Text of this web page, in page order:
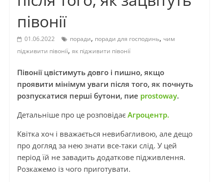
півонії
01.06.2022 поради, поради для господинь, чим
підживити півонії, як підживити півонії
Півонії цвістимуть довго і пишно, якщо
проявити мінімум уваги після того, як почнуть
розпускатися перші бутони, пие prostowаy.
Детальніше про це розповідає Агроцентр.
Квітка хоч і вважається невибагливою, але дещо
про догляд за нею знати все-таки слід. У цей
період їй не завадить додаткове підживлення.
Розкажемо із чого приготувати.